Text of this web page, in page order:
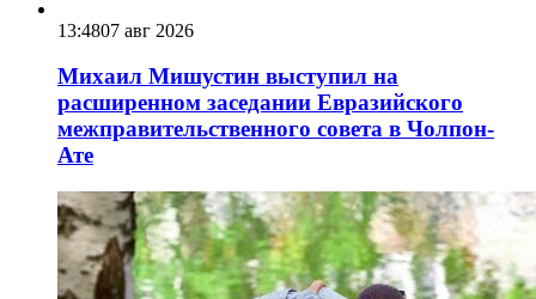
13:4807 авг 2026
Михаил Мишустин выступил на
расширенном заседании Евразийского
межправительственного совета в Чолпон-
Ате